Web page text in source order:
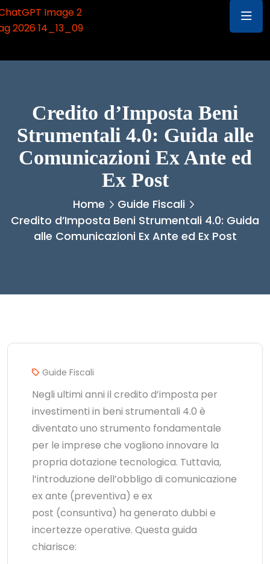
Credito d’Imposta Beni
Strumentali 4.0: Guida alle
Comunicazioni Ex Ante ed
Ex Post
Home
Guide Fiscali
Credito d’Imposta Beni Strumentali 4.0: Guida
alle Comunicazioni Ex Ante ed Ex Post
Guide Fiscali
Negli ultimi anni il credito d’imposta per
investimenti in beni strumentali 4.0 è
diventato uno strumento fondamentale
per le imprese che vogliono innovare la
propria dotazione tecnologica. Tuttavia,
l’introduzione dell’obbligo di comunicazione
ex ante (preventiva) e ex
post (consuntiva) ha generato dubbi e
incertezze operative. Questa guida
chiarisce: